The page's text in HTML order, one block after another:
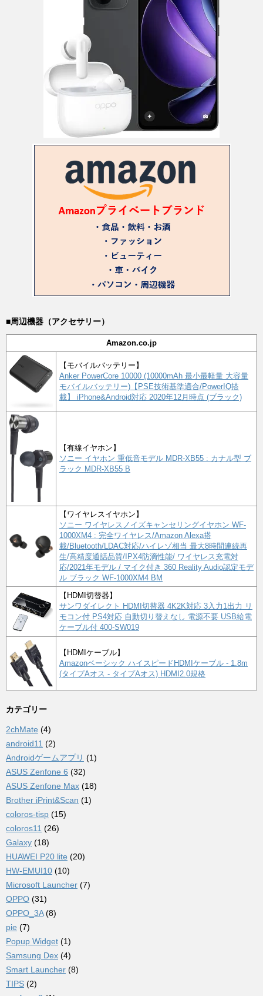
■周辺機器（アクセサリー）
Amazon.co.jp
【モバイルバッテリー】
Anker PowerCore 10000 (10000mAh 最小最軽量 大容量
モバイルバッテリー)【PSE技術基準適合/PowerIQ搭
載】 iPhone&Android対応 2020年12月時点 (ブラック)
【有線イヤホン】
ソニー イヤホン 重低音モデル MDR-XB55 : カナル型 ブ
ラック MDR-XB55 B
【ワイヤレスイヤホン】
ソニー ワイヤレスノイズキャンセリングイヤホン WF-
1000XM4 : 完全ワイヤレス/Amazon Alexa搭
載/Bluetooth/LDAC対応/ハイレゾ相当 最大8時間連続再
生/高精度通話品質/IPX4防滴性能/ ワイヤレス充電対
応/2021年モデル / マイク付き 360 Reality Audio認定モデ
ル ブラック WF-1000XM4 BM
【HDMI切替器】
サンワダイレクト HDMI切替器 4K2K対応 3入力1出力 リ
モコン付 PS4対応 自動切り替えなし 電源不要 USB給電
ケーブル付 400-SW019
【HDMIケーブル】
Amazonベーシック ハイスピードHDMIケーブル - 1.8m
(タイプAオス - タイプAオス) HDMI2.0規格
カテゴリー
2chMate (4)
android11 (2)
Androidゲームアプリ (1)
ASUS Zenfone 6 (32)
ASUS Zenfone Max (18)
Brother iPrint&Scan (1)
coloros-tisp (15)
coloros11 (26)
Galaxy (18)
HUAWEI P20 lite (20)
HW-EMUI10 (10)
Microsoft Launcher (7)
OPPO (31)
OPPO_3A(8)
pie (7)
Popup Widget (1)
Samsung Dex (4)
Smart Launcher (8)
TIPS (2)